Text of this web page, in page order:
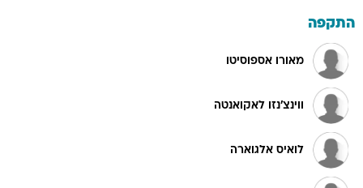
התקפה
מאורו אספוסיטו
ווינצ'נזו לאקואנטה
לואיס אלגוארה